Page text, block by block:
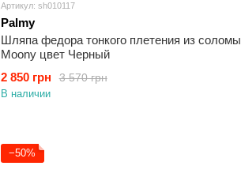
Артикул: sh010117
Palmy
Шляпа федора тонкого плетения из соломы
Moony цвет Черный
3 570 грн
2 850 грн
В наличии
−50%